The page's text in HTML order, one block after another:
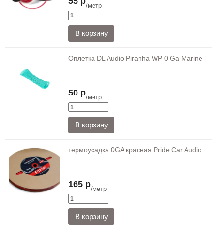
/метр
Оплетка DL Audio Piranha WP 0 Ga Marine
50 р/метр
термоусадка 0GA красная Pride Car Audio
165 р/метр